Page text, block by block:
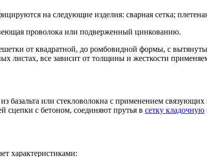
на следующие изделия: сварная сетка;
проволока или подверженный цинкованию.
от квадратной, до ромбовидной формы, с
листах, все зависит от толщины и жесткости
базальта или стекловолокна с применением
сцепки с бетоном, соединяют прутья в сетку кладочную
характеристиками: